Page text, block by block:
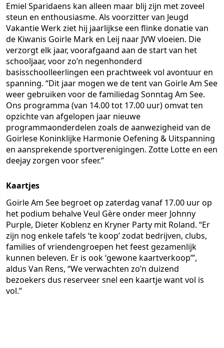
Emiel Sparidaens kan alleen maar blij zijn met zoveel
steun en enthousiasme. Als voorzitter van Jeugd
Vakantie Werk ziet hij jaarlijkse een flinke donatie van
de Kiwanis Goirle Mark en Leij naar JVW vloeien. Die
verzorgt elk jaar, voorafgaand aan de start van het
schooljaar, voor zo’n negenhonderd
basisschoolleerlingen een prachtweek vol avontuur en
spanning. “Dit jaar mogen we de tent van Goirle Am See
weer gebruiken voor de familiedag Sonntag Am See.
Ons programma (van 14.00 tot 17.00 uur) omvat ten
opzichte van afgelopen jaar nieuwe
programmaonderdelen zoals de aanwezigheid van de
Goirlese Koninklijke Harmonie Oefening & Uitspanning
en aansprekende sportverenigingen. Zotte Lotte en een
deejay zorgen voor sfeer.”
Kaartjes
Goirle Am See begroet op zaterdag vanaf 17.00 uur op
het podium behalve Veul Gère onder meer Johnny
Purple, Dieter Koblenz en Kryner Party mit Roland. “Er
zijn nog enkele tafels ‘te koop’ zodat bedrijven, clubs,
families of vriendengroepen het feest gezamenlijk
kunnen beleven. Er is ook ‘gewone kaartverkoop’”,
aldus Van Rens, “We verwachten zo’n duizend
bezoekers dus reserveer snel een kaartje want vol is
vol.”